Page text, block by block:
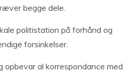
begge dele.
politistation på forhånd og
forsinkelser.
al korrespondance med